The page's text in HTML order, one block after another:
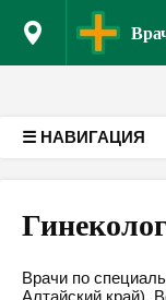
☰ НАВИГАЦИЯ
Врачи по
Алтайский край).